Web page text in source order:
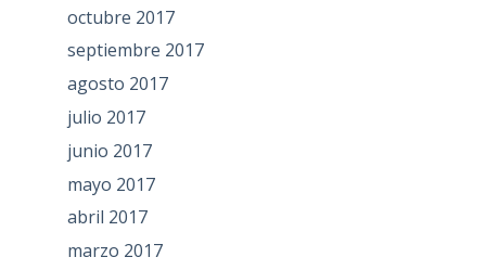
octubre 2017
septiembre 2017
agosto 2017
julio 2017
junio 2017
mayo 2017
abril 2017
marzo 2017